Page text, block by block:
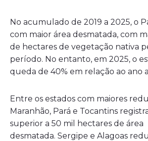
No acumulado de 2019 a 2025, o
com maior área desmatada, com
de hectares de vegetação nativa
período. No entanto, em 2025, o
queda de 40% em relação ao ano
Entre os estados com maiores
Maranhão, Pará e Tocantins
superior a 50 mil hectares de área
desmatada. Sergipe e Alagoas